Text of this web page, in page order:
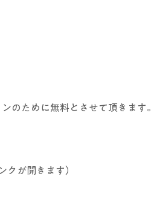
のために無料とさせて頂きます。
クが開きます）